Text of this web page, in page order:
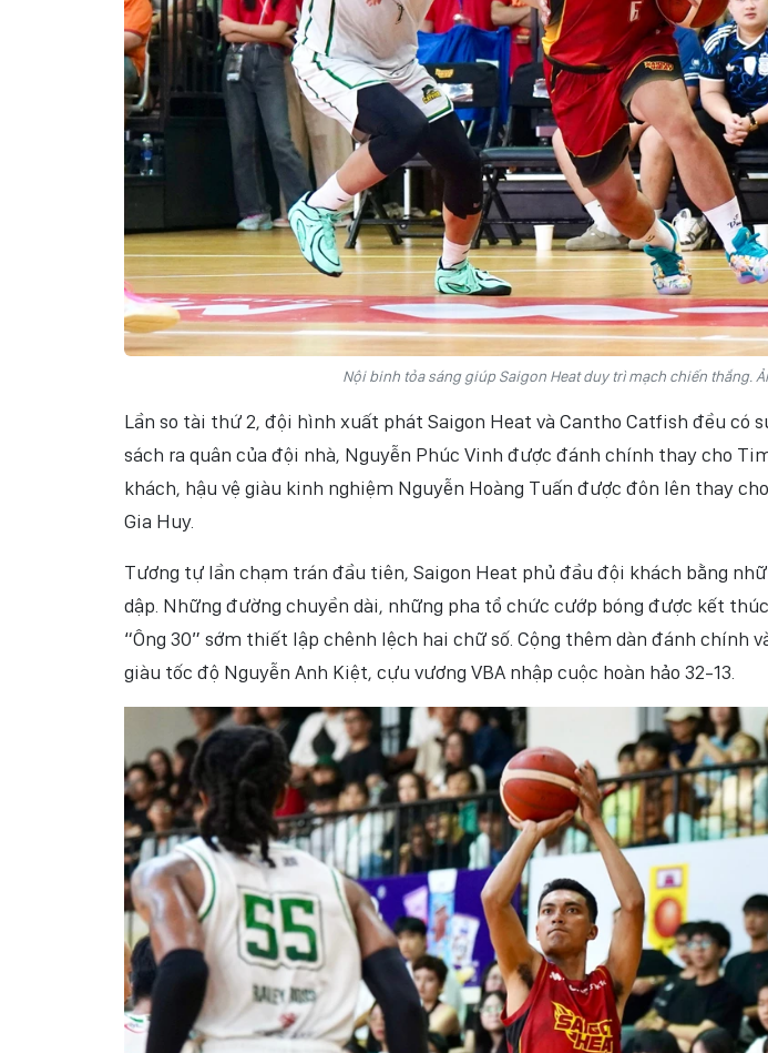
Nội binh tỏa sáng giúp Saigon Heat duy trì mạch chiến thắng.
Lần so tài thứ 2, đội hình xuất phát Saigon Heat và Cantho Catfish đều có
sách ra quân của đội nhà, Nguyễn Phúc Vinh được đánh chính thay cho
khách, hậu vệ giàu kinh nghiệm Nguyễn Hoàng Tuấn được đôn lên thay
Gia Huy.
Tương tự lần chạm trán đầu tiên, Saigon Heat phủ đầu đội khách bằng
dập. Những đường chuyền dài, những pha tổ chức cướp bóng được kết
“Ông 30” sớm thiết lập chênh lệch hai chữ số. Cộng thêm dàn đánh chính
giàu tốc độ Nguyễn Anh Kiệt, cựu vương VBA nhập cuộc hoàn hảo 32-13.